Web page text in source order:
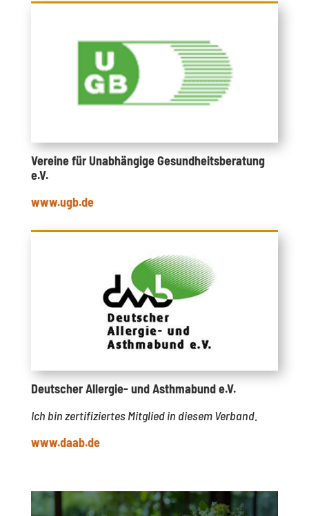
Vereine für Unabhängige Gesundheitsberatung
e.V.
www.ugb.de
Deutscher Allergie- und Asthmabund e.V.
Ich bin zertifiziertes Mitglied in diesem Verband.
www.daab.de